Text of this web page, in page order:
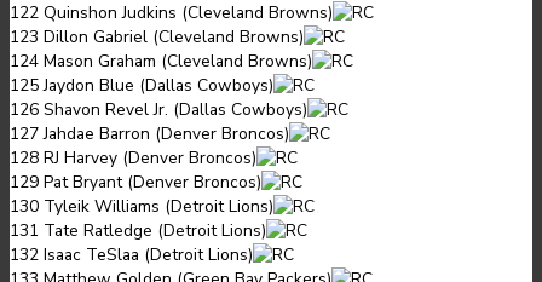
122 Quinshon Judkins (Cleveland Browns)
123 Dillon Gabriel (Cleveland Browns)
124 Mason Graham (Cleveland Browns)
125 Jaydon Blue (Dallas Cowboys)
126 Shavon Revel Jr. (Dallas Cowboys)
127 Jahdae Barron (Denver Broncos)
128 RJ Harvey (Denver Broncos)
129 Pat Bryant (Denver Broncos)
130 Tyleik Williams (Detroit Lions)
131 Tate Ratledge (Detroit Lions)
132 Isaac TeSlaa (Detroit Lions)